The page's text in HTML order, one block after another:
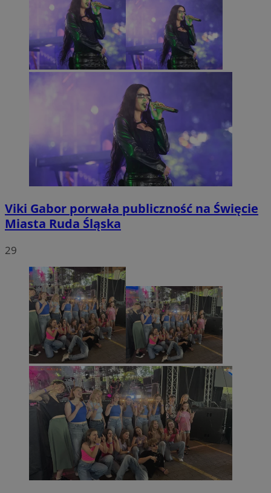
Viki Gabor porwała publiczność na Święcie
Miasta Ruda Śląska
29